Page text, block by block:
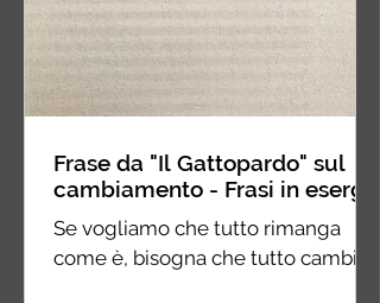
Frase da "Il Gattopardo" sul
cambiamento - Frasi in esergo
Se vogliamo che tutto rimanga
come è, bisogna che tutto cambi.